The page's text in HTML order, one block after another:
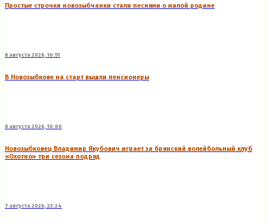
Простые строчки новозыбчанки стали песнями о малой родине
8 августа 2026, 10:51
В Новозыбкове на старт вышли пенсионеры
8 августа 2026, 10:00
Новозыбковец Владимир Якубович играет за брянский волейбольный клуб
«Охотно» три сезона подряд
7 августа 2026, 23:24